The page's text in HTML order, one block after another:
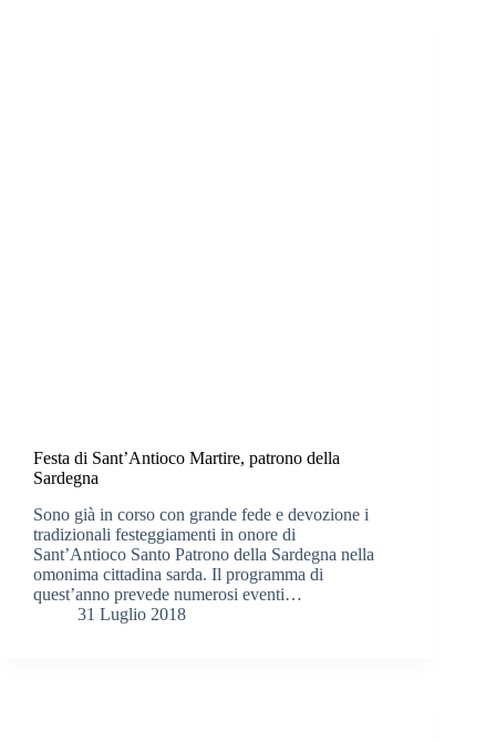
Festa di Sant’Antioco Martire, patrono della
Sardegna
Sono già in corso con grande fede e devozione i
tradizionali festeggiamenti in onore di
Sant’Antioco Santo Patrono della Sardegna nella
omonima cittadina sarda. Il programma di
quest’anno prevede numerosi eventi…
31 Luglio 2018